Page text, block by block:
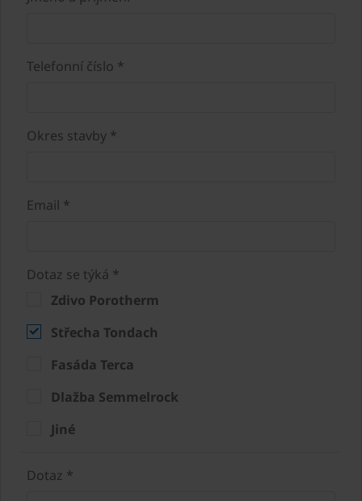
Telefonní číslo *
Okres stavby *
Email *
Dotaz se týká *
Zdivo Porotherm
Střecha Tondach
Fasáda Terca
Dlažba Semmelrock
Jiné
Dotaz *